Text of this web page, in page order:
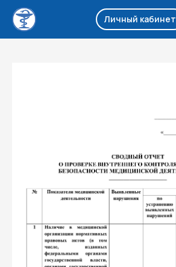
Личный кабинет